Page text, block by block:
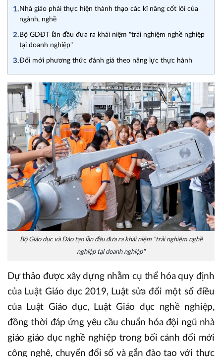
1. Nhà giáo phải thực hiện thành thạo các kĩ năng cốt lõi của
ngành, nghề
2. Bộ GDĐT lần đầu đưa ra khái niệm "trải nghiệm nghề nghiệp
tại doanh nghiệp"
3.Đổi mới phương thức đánh giá theo năng lực thực hành
Bộ Giáo dục và Đào tạo lần đầu đưa ra khái niệm "trải nghiệm nghề
nghiệp tại doanh nghiệp"
Dự thảo được xây dựng nhằm cụ thể hóa quy định
của Luật Giáo dục 2019, Luật sửa đổi một số điều
của Luật Giáo dục, Luật Giáo dục nghề nghiệp,
đồng thời đáp ứng yêu cầu chuẩn hóa đội ngũ nhà
giáo giáo dục nghề nghiệp trong bối cảnh đổi mới
công nghệ, chuyển đổi số và gắn đào tạo với thực